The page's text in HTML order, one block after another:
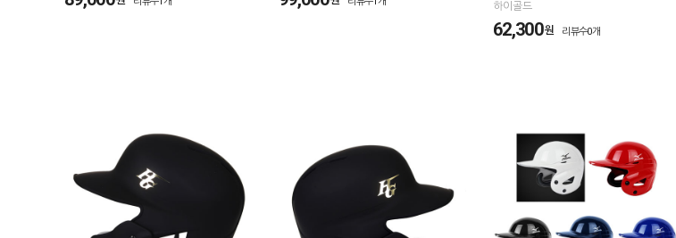
하이골드
62,300원 리뷰수0개